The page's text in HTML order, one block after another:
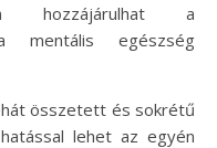
a
mentális egészség
összetett és sokrétű
lehet az egyén